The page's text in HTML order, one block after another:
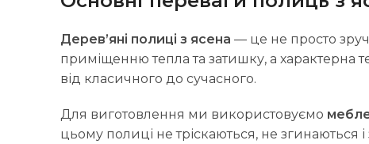
Дерев’яні полиці з ясена — це не просто
приміщенню тепла та затишку, а
від класичного до сучасного.
Для виготовлення ми використовуємо
цьому полиці не тріскаються, не згинаються